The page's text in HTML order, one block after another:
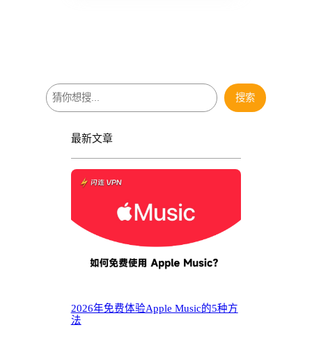
搜
索
搜索
最新文章
2026年免费体验Apple Music的5种方
法